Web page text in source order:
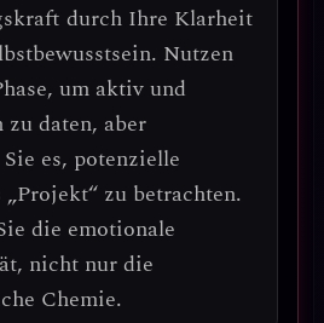
durch Ihre Klarheit
Nutzen
um aktiv und
zu daten, aber
es, potenzielle
„Projekt“ zu betrachten.
die emotionale
, nicht nur die
Chemie.